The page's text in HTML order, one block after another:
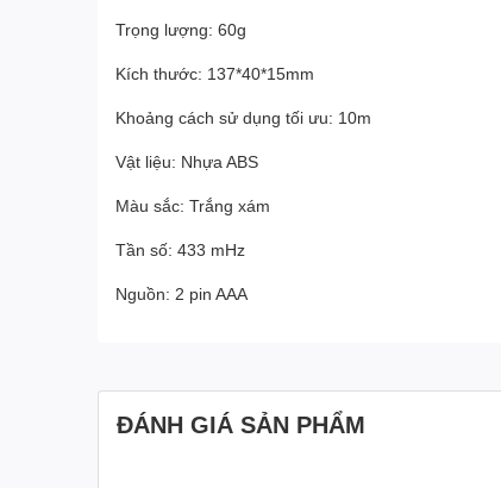
Trọng lượng: 60g
Kích thước: 137*40*15mm
Khoảng cách sử dụng tối ưu: 10m
Vật liệu: Nhựa ABS
Màu sắc: Trắng xám
Tần số: 433 mHz
Nguồn: 2 pin AAA
ĐÁNH GIÁ SẢN PHẨM